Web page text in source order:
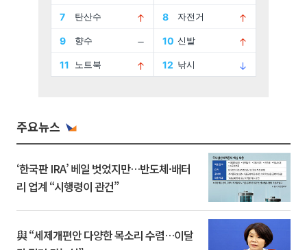
주요뉴스
‘한국판 IRA’ 베일 벗었지만…반도체·배터
리 업계 “시행령이 관건”
與 “세제개편안 다양한 목소리 수렴…이달